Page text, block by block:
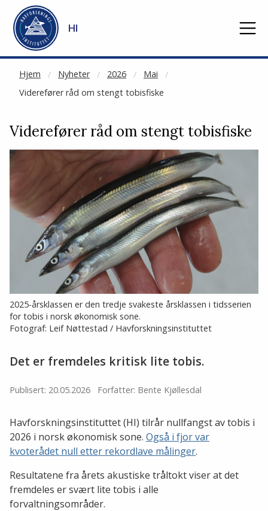
Gå til hovedinnhold
HI
Hjem Nyheter 2026
Mai
Viderefører råd om stengt tobisfiske
NOT CACHED
Viderefører råd om stengt tobisfiske
2025-årsklassen er den tredje svakeste årsklassen i tidsserien
for tobis i norsk økonomisk sone.
Fotograf: Leif Nøttestad / Havforskningsinstituttet
Det er fremdeles kritisk lite tobis.
Publisert: 20.05.2026 Forfatter: Bente Kjøllesdal
Havforskningsinstituttet (HI) tilrår nullfangst av tobis i
2026 i norsk økonomisk sone. Også i fjor var
kvoterådet null etter rekordlave målinger.
Resultatene fra årets akustiske tråltokt viser at det
fremdeles er svært lite tobis i alle
forvaltningsområder.